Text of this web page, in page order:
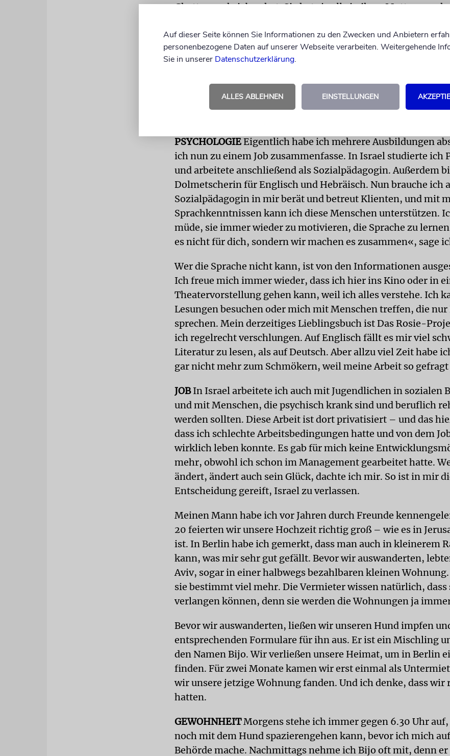
Ghetto geschrieben hat. Sie hat sie alle in ihrer
ganz anderer Zugang.
Die Familie meiner Mutter stammt aus Marokko. Ich selbst
meine Hauptsprache Hebräisch. Von der Familie meiner
ein spezieller Dialekt Marokkos hinzu, der mit dem
PSYCHOLOGIEEigentlich habe ich mehrere Ausbildungen
ich nun zu einem Job zusammenfasse. In Israel studierte ich
und arbeitete anschließend als Sozialpädagogin. Außerdem
Dolmetscherin für Englisch und Hebräisch. Nun brauche ich
Sozialpädagogin in mir berät und betreut Klienten, und mit
Sprachkenntnissen kann ich diese Menschen unterstützen.
müde, sie immer wieder zu motivieren, die Sprache zu
es nicht für dich, sondern wir machen es zusammen«, sage
Wer die Sprache nicht kann, ist von den Informationen
Ich freue mich immer wieder, dass ich hier ins Kino oder in
Theatervorstellung gehen kann, weil ich alles verstehe. Ich
Lesungen besuchen oder mich mit Menschen treffen, die nur
sprechen. Mein derzeitiges Lieblingsbuch ist Das Rosie-
ich regelrecht verschlungen. Auf Englisch fällt es mir viel
Literatur zu lesen, als auf Deutsch. Aber allzu viel Zeit habe
gar nicht mehr zum Schmökern, weil meine Arbeit so
JOBIn Israel arbeitete ich auch mit Jugendlichen in sozialen
und mit Menschen, die psychisch krank sind und beruflich
werden sollten. Diese Arbeit ist dort privatisiert – und das
dass ich schlechte Arbeitsbedingungen hatte und von dem
wirklich leben konnte. Es gab für mich keine
mehr, obwohl ich schon im Management gearbeitet hatte.
ändert, ändert auch sein Glück, dachte ich mir. So ist in mir
Entscheidung gereift, Israel zu verlassen.
Meinen Mann habe ich vor Jahren durch Freunde
20 feierten wir unsere Hochzeit richtig groß – wie es in
ist. In Berlin habe ich gemerkt, dass man auch in kleinerem
kann, was mir sehr gut gefällt. Bevor wir auswanderten,
Aviv, sogar in einer halbwegs bezahlbaren kleinen
sie bestimmt viel mehr. Die Vermieter wissen natürlich, dass
verlangen können, denn sie werden die Wohnungen ja
Bevor wir auswanderten, ließen wir unseren Hund impfen
entsprechenden Formulare für ihn aus. Er ist ein Mischling
den Namen Bijo. Wir verließen unsere Heimat, um in Berlin
finden. Für zwei Monate kamen wir erst einmal als
wir unsere jetzige Wohnung fanden. Und ich denke, dass wir
hatten.
GEWOHNHEITMorgens stehe ich immer gegen 6.30 Uhr
noch mit dem Hund spazierengehen kann, bevor ich mich
Behörde mache. Nachmittags nehme ich Bijo oft mit, denn
Auf dieser Seite können Sie Informationen zu den Zwecken und Anbietern
personenbezogene Daten auf unserer Webseite verarbeiten. Weitergehende
Sie in unserer Datenschutzerklärung.
ALLES ABLEHNEN EINSTELLUNGEN